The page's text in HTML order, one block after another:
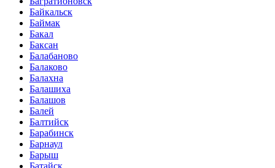
Байкальск
Баймак
Бакал
Баксан
Балабаново
Балаково
Балахна
Балашиха
Балашов
Балей
Балтийск
Барабинск
Барнаул
Барыш